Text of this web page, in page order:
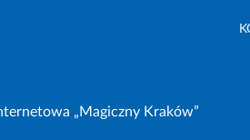
„Magiczny Kraków”